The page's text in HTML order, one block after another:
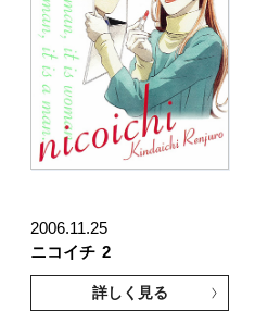
2006.11.25
ニコイチ 2
詳しく見る